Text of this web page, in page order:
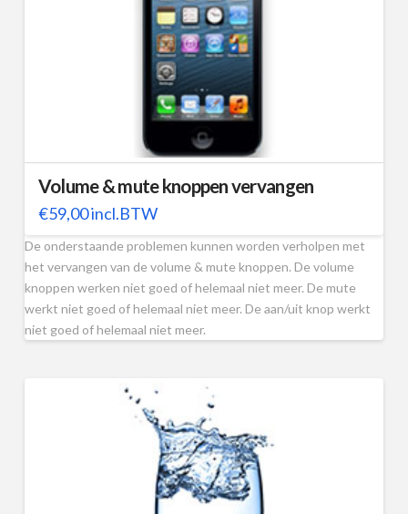
Volume & mute knoppen vervangen
€59,00incl.BTW
De onderstaande problemen kunnen worden verholpen met
het vervangen van de volume & mute knoppen. De volume
knoppen werken niet goed of helemaal niet meer. De mute
werkt niet goed of helemaal niet meer. De aan/uit knop werkt
niet goed of helemaal niet meer.